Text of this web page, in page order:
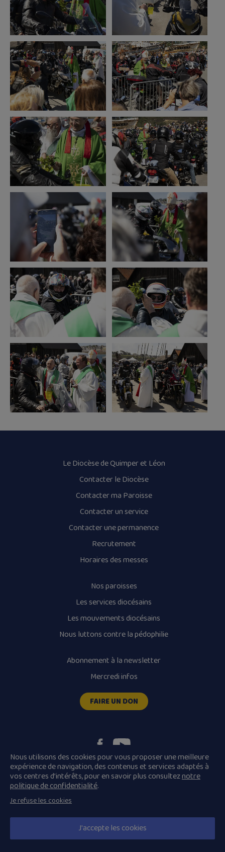
Le Diocèse de Quimper et Léon
Contacter le Diocèse
Contacter ma Paroisse
Contacter un service
Contacter une permanence
Recrutement
Horaires des messes
Nos paroisses
Les services diocésains
Les mouvements diocésains
Nous luttons contre la pédophilie
Abonnement à la newsletter
Mercredi infos
FAIRE UN DON
Plan du site
Mentions légales
Conditions Générales de Vente
© 2026 Diocèse de Quimper et Léon, Tous droits réservés.
Nous utilisons des cookies pour vous proposer une meilleure
expérience de navigation, des contenus et services adaptés à
vos centres d’intérêts, pour en savoir plus consulteznotre
politique de confidentialité.
Je refuse les cookies
J'accepte les cookies